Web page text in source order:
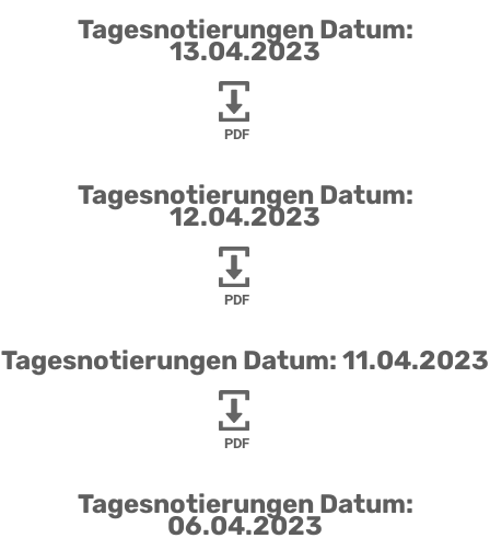
Tagesnotierungen Datum:
13.04.2023
PDF
Tagesnotierungen Datum:
12.04.2023
PDF
Tagesnotierungen Datum: 11.04.2023
PDF
Tagesnotierungen Datum:
06.04.2023